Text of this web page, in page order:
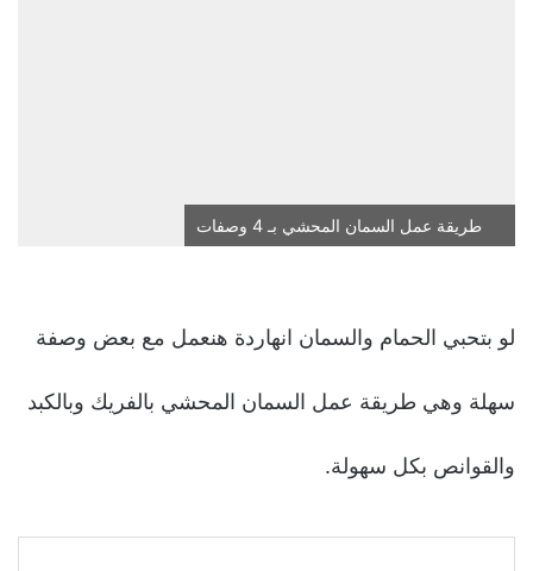
طريقة عمل السمان المحشي بـ 4 وصفات
لو بتحبي الحمام والسمان انهاردة هنعمل مع بعض وصفة
سهلة وهي طريقة عمل السمان المحشي بالفريك وبالكبد
والقوانص بكل سهولة.